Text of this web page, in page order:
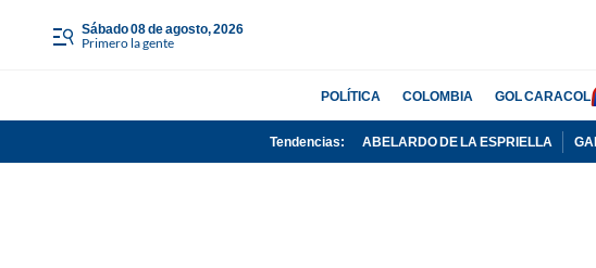
sábado 08 de agosto, 2026
Primero la gente
POLÍTICA COLOMBIA GOL CARACOL
Tendencias: ABELARDO DE LA ESPRIELLA